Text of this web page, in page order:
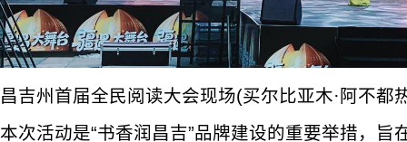
昌吉州首届全民阅读大会现场(买尔比亚木·阿不都
本次活动是“书香润昌吉”品牌建设的重要举措，旨